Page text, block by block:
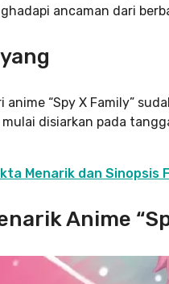
ancaman dari
anime “Spy X Family”
disiarkan pada
Menarik dan Sinopsis
Anime